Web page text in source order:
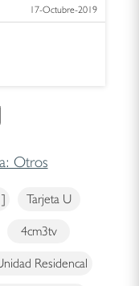
17-Octubre-2019
Otros
Tarjeta U
4cm3tv
Residencal